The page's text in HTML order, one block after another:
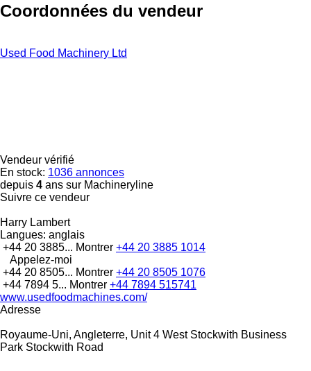
Coordonnées du vendeur
Used Food Machinery Ltd
Vendeur vérifié
En stock: 1036 annonces
depuis 4 ans sur Machineryline
Suivre ce vendeur
Harry Lambert
Langues: anglais
+44 20 3885... Montrer +44 20 3885 1014
Appelez-moi
+44 20 8505... Montrer +44 20 8505 1076
+44 7894 5... Montrer +44 7894 515741
www.usedfoodmachines.com/
Adresse
Royaume-Uni, Angleterre, Unit 4 West Stockwith Business
Park Stockwith Road